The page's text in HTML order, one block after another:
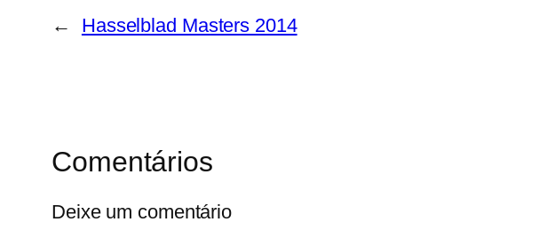
← Hasselblad Masters 2014
Comentários
Deixe um comentário